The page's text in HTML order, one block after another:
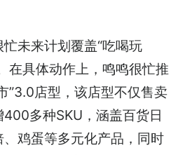
未来计划覆盖“吃喝玩
在具体动作上，鸣鸣很忙推
”3.0店型，该店型不仅售卖
多种SKU，涵盖百货日
鸡蛋等多元化产品，同时